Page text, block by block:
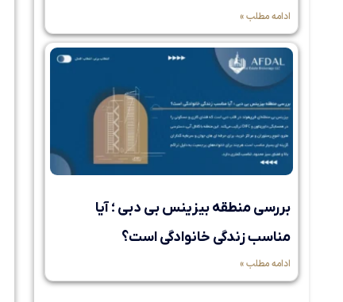
ادامه مطلب »
بررسی منطقه بیزینس بی دبی ؛ آیا
مناسب زندگی خانوادگی است؟
ادامه مطلب »